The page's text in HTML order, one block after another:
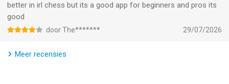
SPEEL SCHAAK ONLINE TEGEN DE COMPUTER:
- Kies het niveau van de computertegenstander waartegen je
- Analyseer je schaakpartijen offline en leer waar je fouten hebt
better in irl chess but its a good app for beginners and pros its
good
door The******* 29/07/2026
Meer recensies